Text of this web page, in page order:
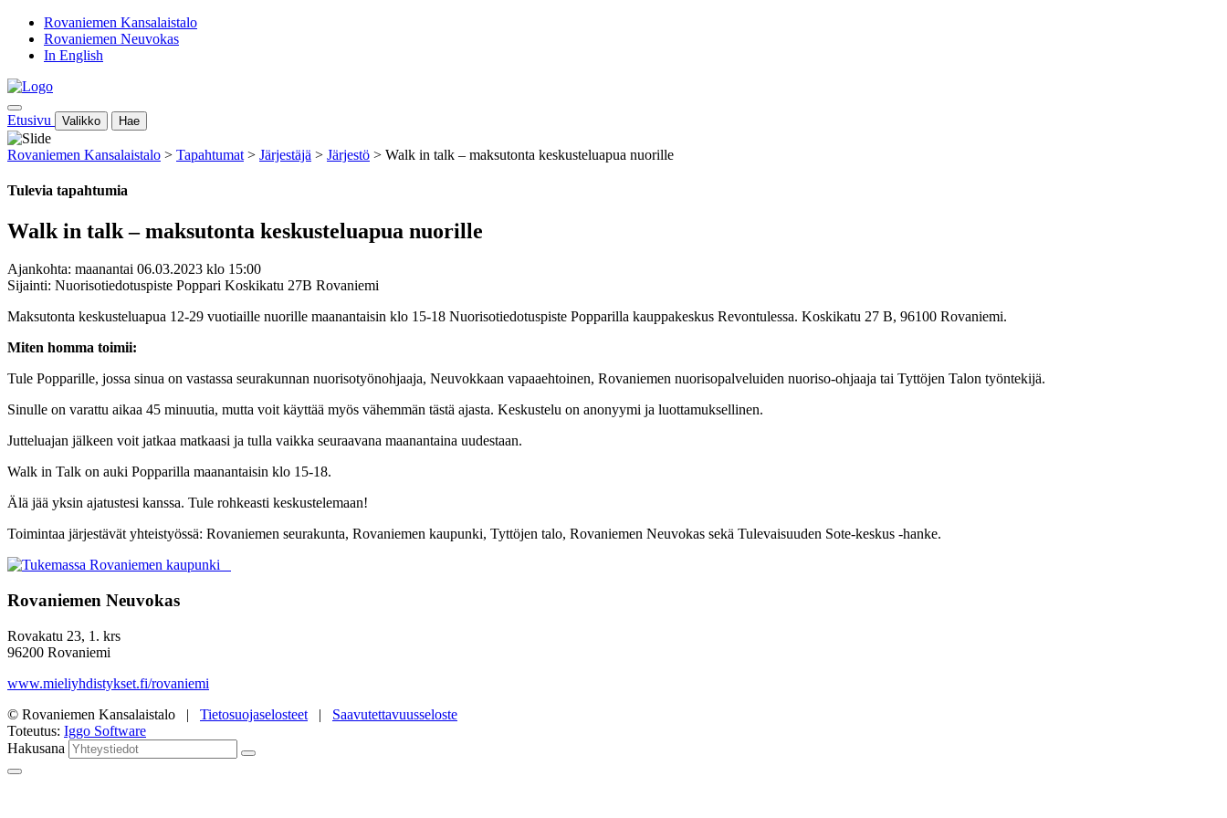
Rovaniemen Kansalaistalo
Rovaniemen Neuvokas
In English
Etusivu Valikko Hae
Rovaniemen Kansalaistalo > Tapahtumat > Järjestäjä > Järjestö > Walk in talk – maksutonta keskusteluapua nuorille
Tulevia tapahtumia
Walk in talk – maksutonta keskusteluapua nuorille
Ajankohta: maanantai 06.03.2023 klo 15:00
Sijainti: Nuorisotiedotuspiste Poppari Koskikatu 27B Rovaniemi
Maksutonta keskusteluapua 12-29 vuotiaille nuorille maanantaisin klo 15-18 Nuorisotiedotuspiste Popparilla kauppakeskus Revontulessa. Koskikatu 27 B, 96100 Rovaniemi.
Miten homma toimii:
Tule Popparille, jossa sinua on vastassa seurakunnan nuorisotyönohjaaja, Neuvokkaan vapaaehtoinen, Rovaniemen nuorisopalveluiden nuoriso-ohjaaja tai Tyttöjen Talon työntekijä.
Sinulle on varattu aikaa 45 minuutia, mutta voit käyttää myös vähemmän tästä ajasta. Keskustelu on anonyymi ja luottamuksellinen.
Jutteluajan jälkeen voit jatkaa matkaasi ja tulla vaikka seuraavana maanantaina uudestaan.
Walk in Talk on auki Popparilla maanantaisin klo 15-18.
Älä jää yksin ajatustesi kanssa. Tule rohkeasti keskustelemaan!
Toimintaa järjestävät yhteistyössä: Rovaniemen seurakunta, Rovaniemen kaupunki, Tyttöjen talo, Rovaniemen Neuvokas sekä Tulevaisuuden Sote-keskus -hanke.
Rovaniemen Neuvokas
Rovakatu 23, 1. krs
96200 Rovaniemi
www.mieliyhdistykset.fi/rovaniemi
© Rovaniemen Kansalaistalo | Tietosuojaselosteet | Saavutettavuusseloste
Toteutus: Iggo Software
Hakusana